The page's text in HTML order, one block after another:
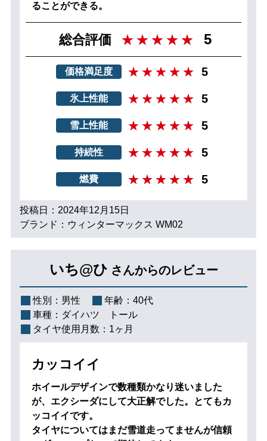
ることができる。
総合評価 5
価格満足度 5
氷上性能 5
雪上性能 5
持続性 5
燃費 5
投稿日：2024年12月15日
ブランド：ウィンターマックス WM02
いち@ひ さんからのレビュー
性別： 男性 年齢： 40代
車種： ダイハツ トール
タイヤ使用月数： 1ヶ月
カッコイイ
ホイールデザインで数種類かなり迷いました
が、エクシーダにして大正解でした。とてもカ
ッコイイです。
タイヤについてはまだ雪道走ってませんが信頼